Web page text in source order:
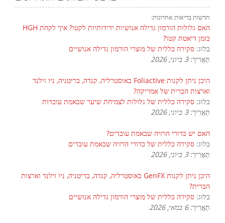
חדשות בריאות אחרונות:
האם גלולות הורמון גדילה אנושיות ידידותיות לקטו? איך לקחת HGH
בזמן דיאטת קטו?
בלוג: סקירה כללית של מוצרי הורמון גדילה אנושיים
תַאֲרִיך:3 ביוני, 2026
היכן ניתן לקנות Foliactive באוסטרליה, קנדה, בריטניה, ניו זילנד
וארצות הברית של אמריקה?
בלוג: סקירה כללית של גלולות לצמיחת שיער שבאמת עובדות
תַאֲרִיך:3 ביוני, 2026
האם יש כדורי הרזיה שבאמת עובדים?
בלוג: סקירה כללית של כדורי הרזיה שבאמת עובדים
תַאֲרִיך:3 ביוני, 2026
היכן ניתן לקנות GenFX באוסטרליה, קנדה, בריטניה, ניו זילנד וארצות
הברית?
בלוג: סקירה כללית של מוצרי הורמון גדילה אנושיים
תַאֲרִיך:6 במאי, 2026